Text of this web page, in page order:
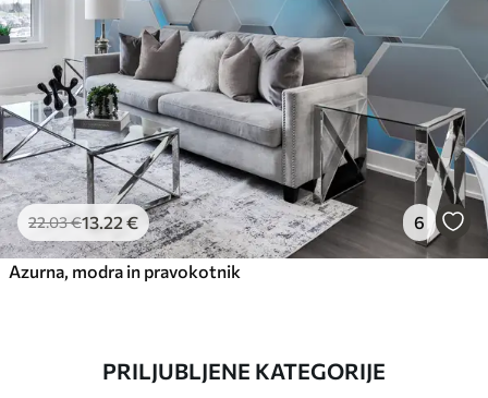
22.03€13.22 € 6
Azurna, modra in pravokotnik
PRILJUBLJENE KATEGORIJE